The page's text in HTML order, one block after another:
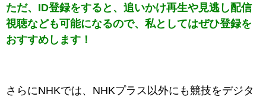
ただ、ID登録をすると、追いかけ再生や見逃し配信
視聴なども可能になるので、私としてはぜひ登録を
おすすめします！
さらにNHKでは、NHKプラス以外にも競技をデジタ